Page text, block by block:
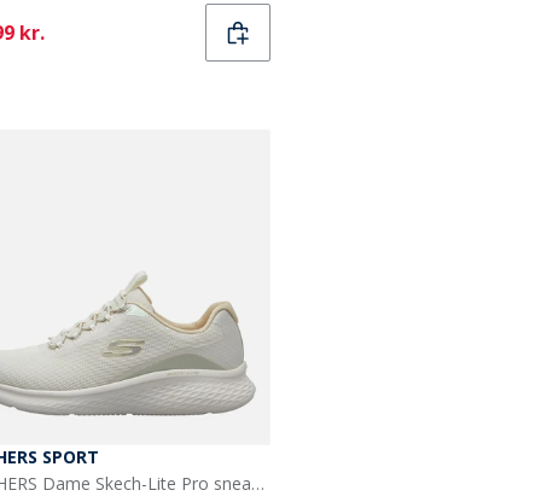
kr.
SPORT
SKECHERS Dame Skech-Lite Pro sneakers offwhite Offwhite